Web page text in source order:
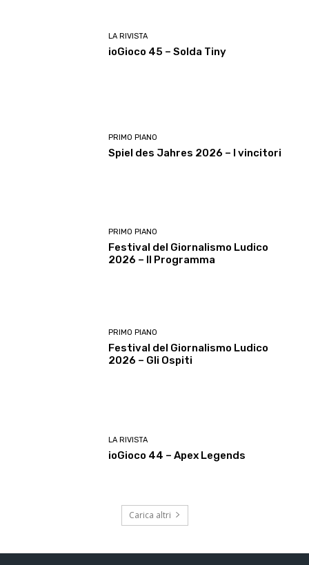
LA RIVISTA
ioGioco 45 – Solda Tiny
PRIMO PIANO
Spiel des Jahres 2026 – I vincitori
PRIMO PIANO
Festival del Giornalismo Ludico
2026 – Il Programma
PRIMO PIANO
Festival del Giornalismo Ludico
2026 – Gli Ospiti
LA RIVISTA
ioGioco 44 – Apex Legends
Carica altri